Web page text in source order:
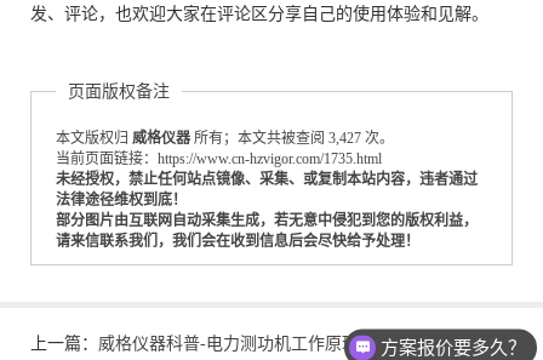
发、评论，也欢迎大家在评论区分享自己的使用体验和见解。
页面版权备注
本文版权归 威格仪器 所有；本文共被查阅 3,427 次。
当前页面链接：https://www.cn-hzvigor.com/1735.html
未经授权，禁止任何站点镜像、采集、或复制本站内容，违者通过
法律途径维权到底！
部分图片由互联网自动采集生成，若无意中侵犯到您的版权利益，
请来信联系我们，我们会在收到信息后会尽快给予处理！
上一篇： 威格仪器科普-电力测功机工作原理是什么方案报价要多久？